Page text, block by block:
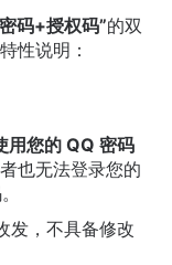
码+授权码”的双
性说明：
用您的 QQ 密码
也无法登录您的
发，不具备修改